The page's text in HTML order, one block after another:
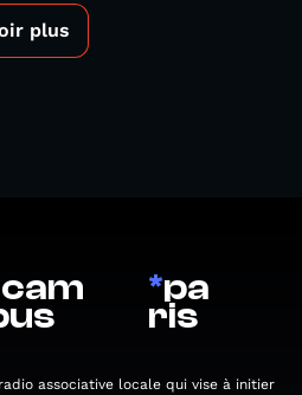
plus
cam *pa
ris
associative locale qui vise à initier